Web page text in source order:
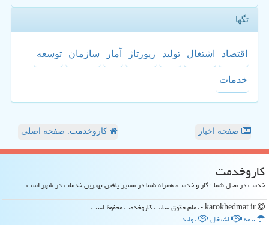
تگها
اقتصاد اشتغال تولید رپورتاژ آمار سازمان توسعه
خدمات
صفحه اخبار کاروخدمت: صفحه اصلی
كاروخدمت
خدمت در محل شما ؛ کار و خدمت، همراه شما در مسیر یافتن بهترین خدمات در شهر است
بیمه
اشتغال تولید